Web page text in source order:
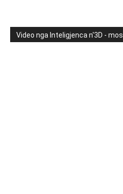
Video nga Inteligjenca n'3D -